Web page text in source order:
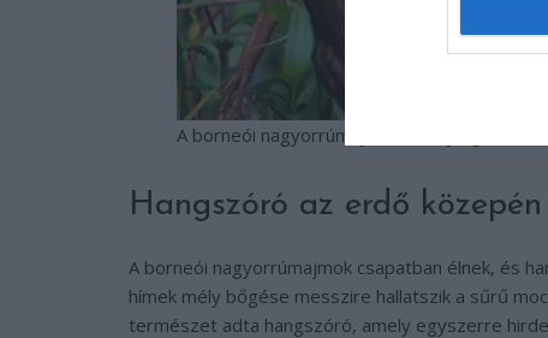
A borneói nagyorrúmajomnál tényleg a méret
Hangszóró az erdő közepén
A borneói nagyorrúmajmok csapatban élnek, és
hímek mély bőgése messzire hallatszik a sűrű
természet adta hangszóró, amely egyszerre